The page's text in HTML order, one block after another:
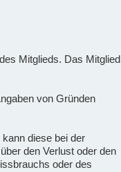
Mitglieds. Das Mitglied
von Gründen
diese bei der
den Verlust oder den
oder des